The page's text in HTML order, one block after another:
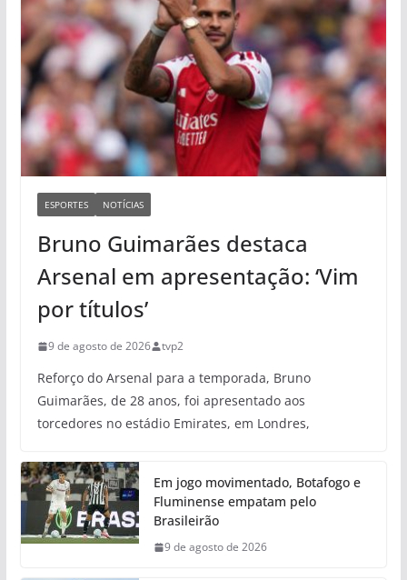
ESPORTES NOTÍCIAS
Bruno Guimarães destaca
Arsenal em apresentação: ‘Vim
por títulos’
9 de agosto de 2026 tvp2
Reforço do Arsenal para a temporada, Bruno
Guimarães, de 28 anos, foi apresentado aos
torcedores no estádio Emirates, em Londres,
Em jogo movimentado, Botafogo e
Fluminense empatam pelo
Brasileirão
9 de agosto de 2026